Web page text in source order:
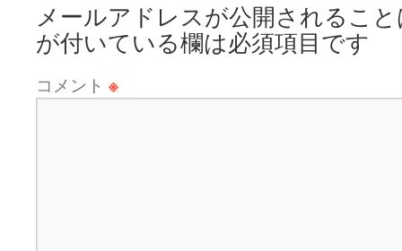
メールアドレスが公開されるこ
が付いている欄は必須項目です
コメント ※